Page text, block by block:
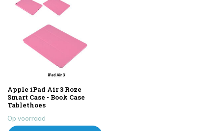
Apple iPad Air 3 Roze
Smart Case - Book Case
Tablethoes
Op voorraad